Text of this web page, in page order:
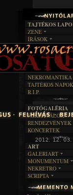
2012. 12.
TAJTÉKOS
ZENE
EGYÜTTESEK
INTERJÚK
FORDÍTÁSOK
ÍRÁSOK
IRODALOM
FILM
MŰVÉSZET
FEKETE HUMOR
KÉPES
SZÖVEGES
RENDEZVÉNYEK
NEKROMANTIKA
AKTUÁLIS
A MÚLT
TAJTÉKOS NAPOK
R.I.P.
FOTÓGALÉRIA
FESZTIVÁLOK
RENDEZVÉNYEK
KONCERTEK
ART
GALERIART
ARTGALERI
KÉPREGÉNYEK
LAKÁSKULTS
MONUMENTUM
TEMETŐK
TEMPLOMOK
VÁRAK
NEKRETRO
SZUBKULT
FEKETE LYUK
SCRIPTA
NOVELLÁK
VERSEK